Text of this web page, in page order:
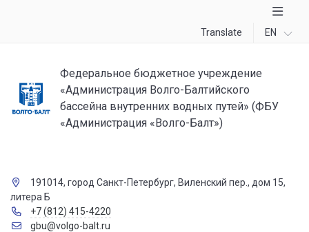
Translate EN
Федеральное бюджетное учреждение
«Администрация Волго-Балтийского
бассейна внутренних водных путей» (ФБУ
«Администрация «Волго-Балт»)
191014, город Санкт-Петербург, Виленский пер., дом 15,
литера Б
+7 (812) 415-4220
gbu@volgo-balt.ru